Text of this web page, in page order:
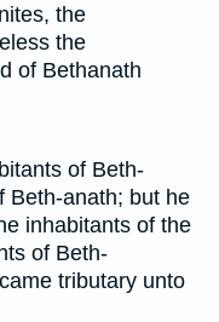
the
the
of Bethanath
of Beth-
Beth-anath; but he
inhabitants of the
of Beth-
tributary unto